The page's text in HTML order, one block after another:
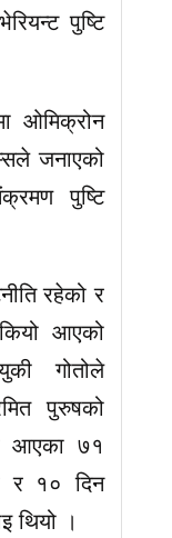
पुष्टि
ओमिक्रोन
जनाएको
पुष्टि
रहेको र
आएको
गोतोले
पुरुषको
आएका ७१
र १० दिन
थियो ।